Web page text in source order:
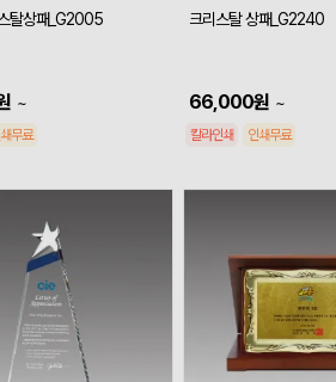
탈상패_G2005
~
무료
크리스탈 상패_G2240
66,000원 ~
칼라인쇄 인쇄무료